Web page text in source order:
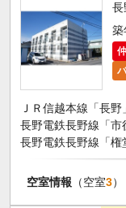
長
ＪＲ信越本線「長
長野電鉄長野線「市
長野電鉄長野線「権
空室情報 （空室3）